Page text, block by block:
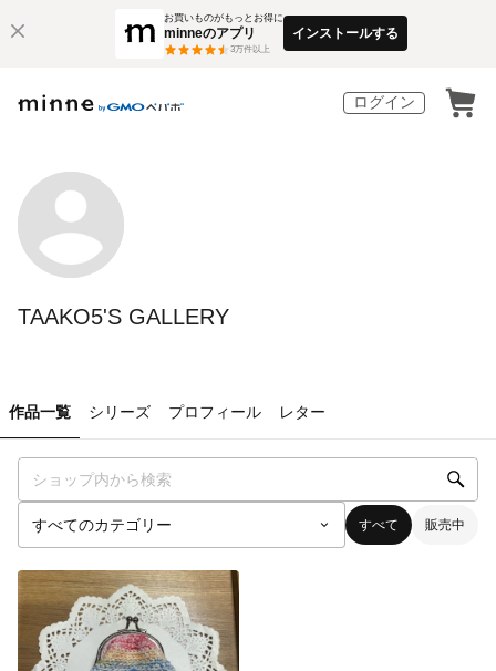
お買いものがもっとお得に
minneのアプリ
3万件以上
インストールする
ログイン
TAAKO5'S GALLERY
作品一覧 シリーズ プロフィール レター
すべて 販売中